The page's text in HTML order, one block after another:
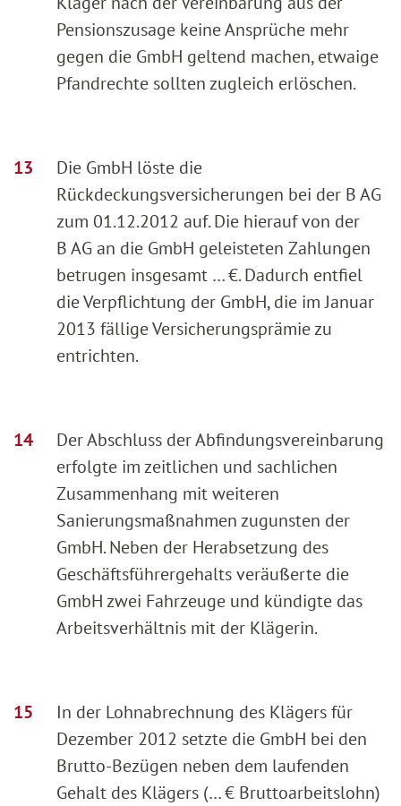
Pensionszusage keine Ansprüche mehr
gegen die GmbH geltend machen, etwaige
Pfandrechte sollten zugleich erlöschen.
Die GmbH löste die
Rückdeckungsversicherungen bei der B AG
zum 01.12.2012 auf. Die hierauf von der
B AG an die GmbH geleisteten Zahlungen
betrugen insgesamt … €. Dadurch entfiel
die Verpflichtung der GmbH, die im Januar
2013 fällige Versicherungsprämie zu
entrichten.
Der Abschluss der Abfindungsvereinbarung
erfolgte im zeitlichen und sachlichen
Zusammenhang mit weiteren
Sanierungsmaßnahmen zugunsten der
GmbH. Neben der Herabsetzung des
Geschäftsführergehalts veräußerte die
GmbH zwei Fahrzeuge und kündigte das
Arbeitsverhältnis mit der Klägerin.
In der Lohnabrechnung des Klägers für
Dezember 2012 setzte die GmbH bei den
Brutto-Bezügen neben dem laufenden
Gehalt des Klägers (… € Bruttoarbeitslohn)